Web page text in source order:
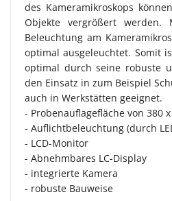
des Kameramikroskops
Objekte vergrößert
Beleuchtung am
optimal ausgeleuchtet. Somit
optimal durch seine robuste
den Einsatz in zum Beispiel
auch in Werkstätten geeignet.
- Probenauflagefläche von 380
- Auflichtbeleuchtung (durch
- LCD-Monitor
- Abnehmbares LC-Display
- integrierte Kamera
- robuste Bauweise